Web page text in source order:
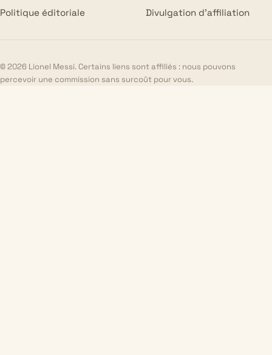
Politique éditoriale
Divulgation d’affiliation
© 2026 Lionel Messi. Certains liens sont affiliés : nous pouvons
percevoir une commission sans surcoût pour vous.